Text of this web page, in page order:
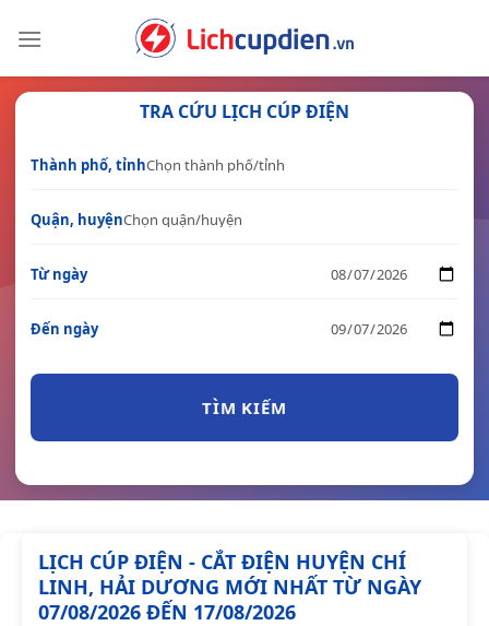
TRA CỨU LỊCH CÚP ĐIỆN
Thành phố, tỉnh
Quận, huyện
Từ ngày
Đến ngày
TÌM KIẾM
LỊCH CÚP ĐIỆN - CẮT ĐIỆN HUYỆN CHÍ
LINH, HẢI DƯƠNG MỚI NHẤT TỪ NGÀY
07/08/2026 ĐẾN 17/08/2026